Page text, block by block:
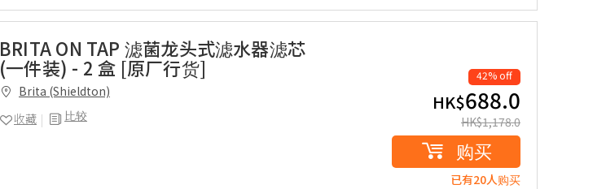
BRITA ON TAP 滤菌龙头式滤水器滤芯
(一件装) - 2 盒 [原厂行货]
Brita (Shieldton)
比较
收藏
42% off
HK$688.0
HK$1,178.0
购买
已有20人购买